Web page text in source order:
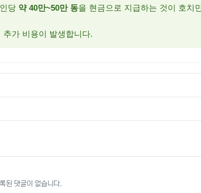
당 약 40만~50만 동을 현금으로 지급하는 것이 호치
가 비용이 발생합니다.
된 댓글이 없습니다.